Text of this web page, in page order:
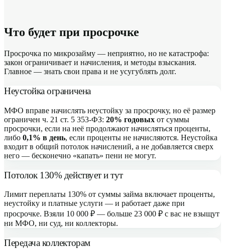
Что будет при просрочке
Просрочка по микрозайму — неприятно, но не катастрофа:
закон ограничивает и начисления, и методы взыскания.
Главное — знать свои права и не усугублять долг.
Неустойка ограничена
МФО вправе начислять неустойку за просрочку, но её размер
ограничен ч. 21 ст. 5 353-ФЗ: 20% годовых от суммы
просрочки, если на неё продолжают начисляться проценты,
либо 0,1% в день, если проценты не начисляются. Неустойка
входит в общий потолок начислений, а не добавляется сверх
него — бесконечно «капать» пени не могут.
Потолок 130% действует и тут
Лимит переплаты 130% от суммы займа включает проценты,
неустойку и платные услуги — и работает даже при
просрочке. Взяли 10 000 ₽ — больше 23 000 ₽ с вас не взыщут
ни МФО, ни суд, ни коллекторы.
Передача коллекторам